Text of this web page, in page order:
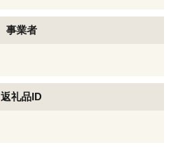
事業者
返礼品ID